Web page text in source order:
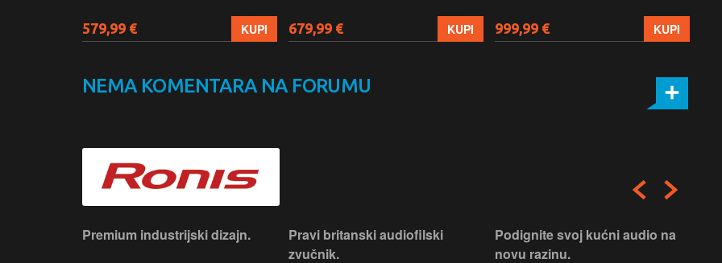
579,99 € KUPI 679,99 € KUPI 999,99 € KUPI
NEMA KOMENTARA NA FORUMU
Premium industrijski dizajn.
Pravi britanski audiofilski
zvučnik.
Podignite svoj kućni audio na
novu razinu.